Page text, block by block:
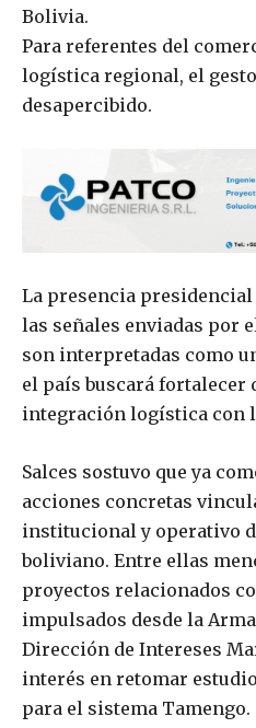
Bolivia.
Para referentes del
logística regional, el
desapercibido.
La presencia
las señales enviadas por
son interpretadas como
el país buscará fortalecer
integración logística con
Salces sostuvo que ya
acciones concretas
institucional y operativo
boliviano. Entre ellas
proyectos relacionados
impulsados desde la
Dirección de Intereses
interés en retomar
para el sistema Tamengo.